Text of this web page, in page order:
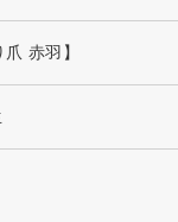
赤羽】